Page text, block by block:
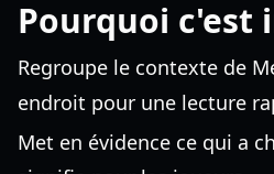
Pourquoi c'est
Regroupe le contexte de
endroit pour une lecture
Met en évidence ce qui a